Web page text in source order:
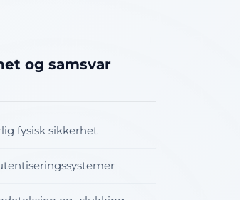
og samsvar
fysisk sikkerhet